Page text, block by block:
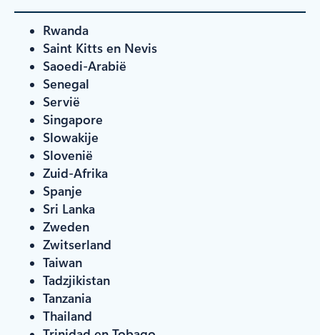
Rwanda
Saint Kitts en Nevis
Saoedi-Arabië
Senegal
Servië
Singapore
Slowakije
Slovenië
Zuid-Afrika
Spanje
Sri Lanka
Zweden
Zwitserland
Taiwan
Tadzjikistan
Tanzania
Thailand